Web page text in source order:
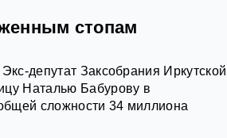
стопам
депутат Заксобрания Иркутской
Наталью Бабурову в
сложности 34 миллиона